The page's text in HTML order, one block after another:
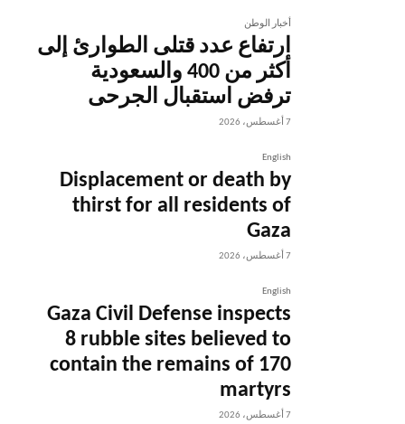
أخبار الوطن
ارتفاع عدد قتلى الطوارئ إلى
أكثر من 400 والسعودية
ترفض استقبال الجرحى
7 أغسطس، 2026
English
Displacement or death by
thirst for all residents of
Gaza
7 أغسطس، 2026
English
Gaza Civil Defense inspects
8 rubble sites believed to
contain the remains of 170
martyrs
7 أغسطس، 2026